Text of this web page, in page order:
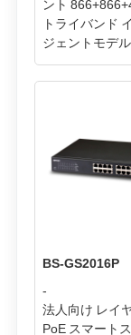
トライバンド
ジェントモデル
BS-GS2016P
-
法人向け レイ
PoE スマート